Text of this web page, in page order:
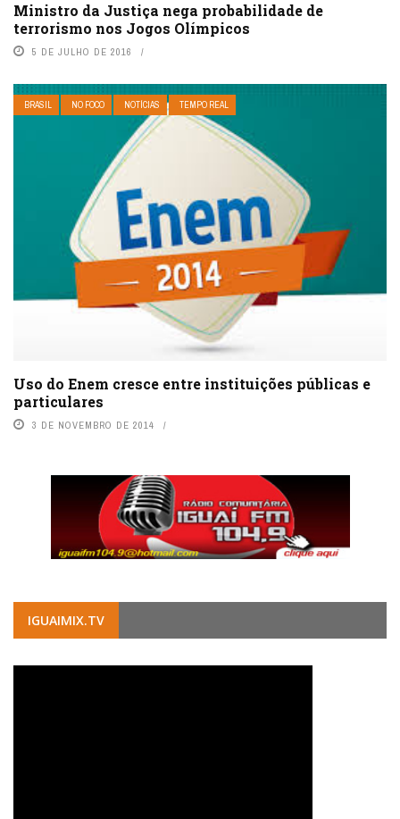
Ministro da Justiça nega probabilidade de
terrorismo nos Jogos Olímpicos
5 DE JULHO DE 2016
BRASIL NO FOCO NOTÍCIAS TEMPO REAL
Uso do Enem cresce entre instituições públicas e
particulares
3 DE NOVEMBRO DE 2014
IGUAIMIX.TV